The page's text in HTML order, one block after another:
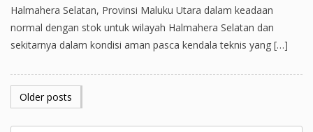
Halmahera Selatan, Provinsi Maluku Utara dalam keadaan
normal dengan stok untuk wilayah Halmahera Selatan dan
sekitarnya dalam kondisi aman pasca kendala teknis yang […]
POSTS
Older posts